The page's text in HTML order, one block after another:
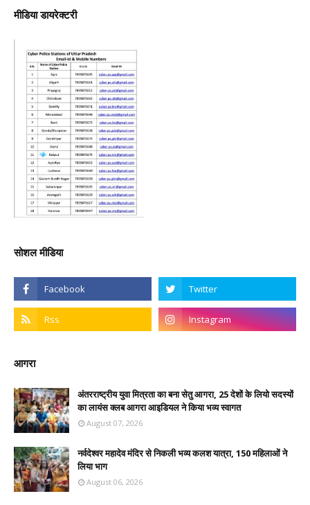
मीडिया डायरेक्टरी
सोशल मीडिया
आगरा
अंतरराष्ट्रीय युवा मित्रता का बना सेतु आगरा, 25 देशों के लियो सदस्यों
का लायंस क्लब आगरा आइडियल ने किया भव्य स्वागत
August 07, 2026
नर्वदेश्वर महादेव मंदिर से निकली भव्य कलश यात्रा, 150 महिलाओं ने
लिया भाग
August 06, 2026